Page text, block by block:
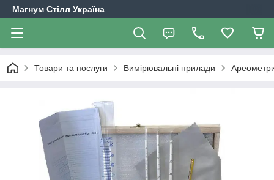
Магнум Стілл Україна
Товари та послуги Вимірювальні прилади